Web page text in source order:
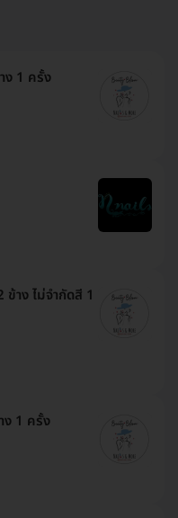
ง 1 ครั้ง
าง ไม่จำกัดสี 1
ง 1 ครั้ง